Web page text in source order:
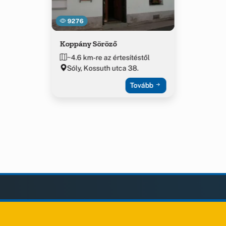
9276
Koppány Söröző
~4.6 km-re az értesítéstől
Sóly, Kossuth utca 38.
Tovább
KIEGÉSZÍTÉS